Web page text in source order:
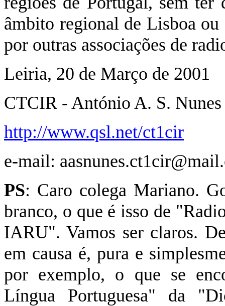
âmbito regional de Lisboa
por outras associações de
Leiria, 20 de Março de 2001
CTCIR - António A. S. Nunes
http://www.qsl.net/ct1cir
e-mail:
PS: Caro colega Mariano.
branco, o que é isso de
IARU". Vamos ser claros.
em causa é, pura e
por exemplo, o que se
Língua Portuguesa" da